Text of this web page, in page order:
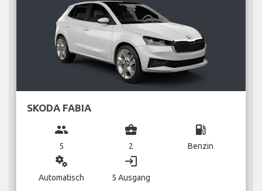
SKODA FABIA
group
5
business_center
2
local_gas_station
Benzin
miscellaneous_services
Automatisch
login
5 Ausgang